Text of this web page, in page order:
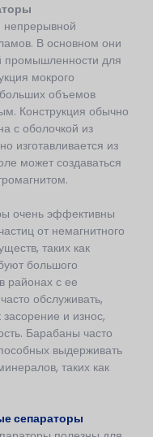
непрерывной
В основном они
промышленности для
мокрого
объемов
Конструкция обычно
с оболочкой из
изготавливается из
может создаваться
очень эффективны
от немагнитного
таких как
большого
районах с ее
обслуживать,
и износ,
Барабаны часто
выдерживать
таких как
сепараторы